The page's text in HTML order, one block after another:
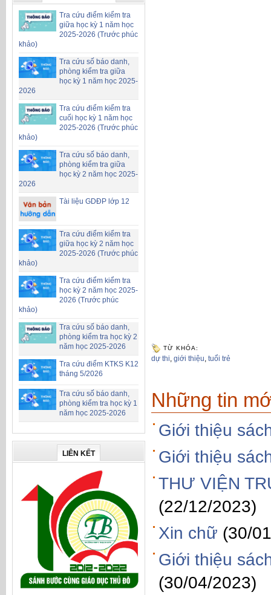
Tra cứu điểm kiểm tra
giữa học kỳ 1 năm học
2025-2026 (Trước phúc
khảo)
Tra cứu số báo danh,
phòng kiểm tra giữa
học kỳ 1 năm học 2025-
2026
Tra cứu điểm kiểm tra
cuối học kỳ 1 năm học
2025-2026 (Trước phúc
khảo)
Tra cứu số báo danh,
phòng kiểm tra giữa
học kỳ 2 năm học 2025-
2026
Tài liệu GDĐP lớp 12
Tra cứu điểm kiểm tra
giữa học kỳ 2 năm học
2025-2026 (Trước phúc
khảo)
Tra cứu điểm kiểm tra
học kỳ 2 năm học 2025-
2026 (Trước phúc
khảo)
Tra cứu số báo danh,
phòng kiểm tra học kỳ 2
năm học 2025-2026
Tra cứu điểm KTKS K12
tháng 5/2026
Tra cứu số báo danh,
phòng kiểm tra học kỳ 1
năm học 2025-2026
LIÊN KẾT
TỪ KHÓA:
dự thi, giới thiệu, tuổi trẻ
Những tin
Giới thiệu
Giới thiệu
THƯ VIỆN
(22/12/2023)
Xin chữ (30/
Giới thiệu
(30/04/2023)